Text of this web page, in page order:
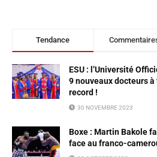
Tendance
ESU : l’Université
9 nouveaux docteurs
record !
30 NOVEMBRE 2023
Boxe : Martin Bakole
face au franco-